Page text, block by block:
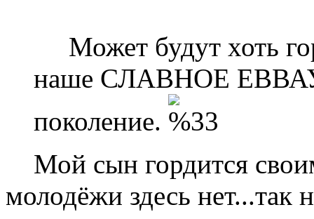
Может будут хоть
наше СЛАВНОЕ
поколение.
Мой сын гордится
молодёжи здесь нет...так